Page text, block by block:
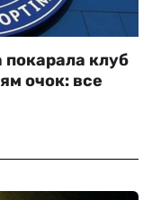
покарала клуб
очок: все